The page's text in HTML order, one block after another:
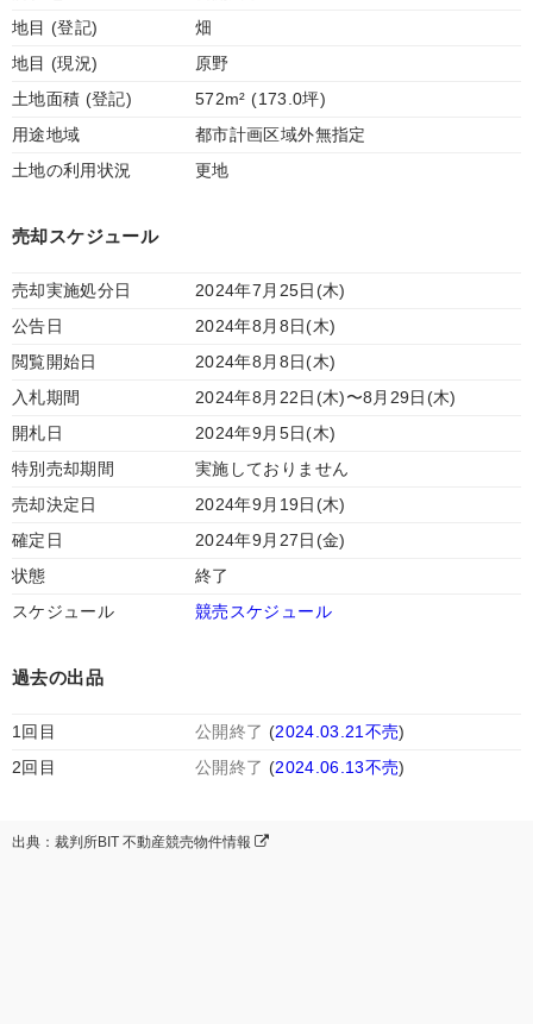
地目 (登記)
畑
地目 (現況)
原野
土地面積 (登記)
572m² (173.0坪)
用途地域
都市計画区域外無指定
土地の利用状況
更地
売却スケジュール
売却実施処分日
2024年7月25日(木)
公告日
2024年8月8日(木)
閲覧開始日
2024年8月8日(木)
入札期間
2024年8月22日(木)〜8月29日(木)
開札日
2024年9月5日(木)
特別売却期間
実施しておりません
売却決定日
2024年9月19日(木)
確定日
2024年9月27日(金)
状態
終了
スケジュール
競売スケジュール
過去の出品
1回目 公開終了 (2024.03.21不売)
2回目
公開終了 (2024.06.13不売)
出典：裁判所BIT 不動産競売物件情報